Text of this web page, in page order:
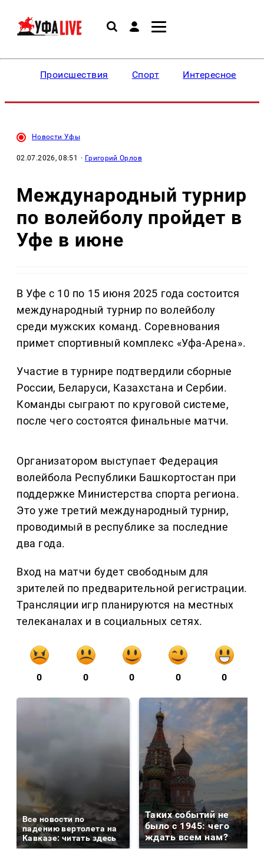
Происшествия Спорт Интересное
Новости Уфы
02.07.2026, 08:51 · Григорий Орлов
Международный турнир
по волейболу пройдет в
Уфе в июне
В Уфе с 10 по 15 июня 2025 года состоится
международный турнир по волейболу
среди мужских команд. Соревнования
примет спортивный комплекс «Уфа-Арена».
Участие в турнире подтвердили сборные
России, Беларуси, Казахстана и Сербии.
Команды сыграют по круговой системе,
после чего состоятся финальные матчи.
Организатором выступает Федерация
волейбола Республики Башкортостан при
поддержке Министерства спорта региона.
Это уже третий международный турнир,
проводимый в республике за последние
два года.
Вход на матчи будет свободным для
зрителей по предварительной регистрации.
Трансляции игр планируются на местных
телеканалах и в социальных сетях.
0 0 0 0 0
Все новости по
падению вертолета на
Кавказе: читать здесь
Таких событий не
было с 1945: чего
ждать всем нам?